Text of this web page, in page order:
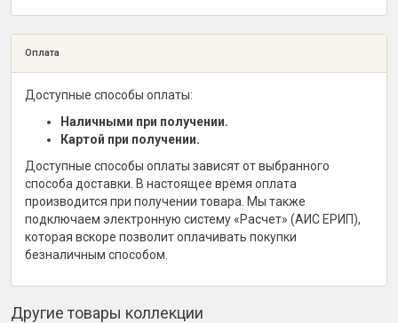
Оплата
Доступные способы оплаты:
Наличными при получении.
Картой при получении.
Доступные способы оплаты зависят от выбранного
способа доставки. В настоящее время оплата
производится при получении товара. Мы также
подключаем электронную систему «Расчет» (АИС ЕРИП),
которая вскоре позволит оплачивать покупки
безналичным способом.
Другие товары коллекции